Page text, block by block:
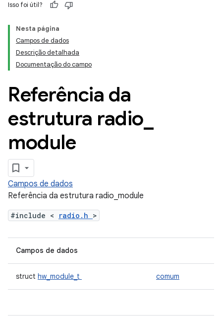
Isso foi útil?
Nesta página
Campos de dados
Descrição detalhada
Documentação do campo
Referência da
estrutura radio
module
Campos de dados
Referência da estrutura radio_module
#include < radio.h >
Campos de dados
struct hw_module_t comum